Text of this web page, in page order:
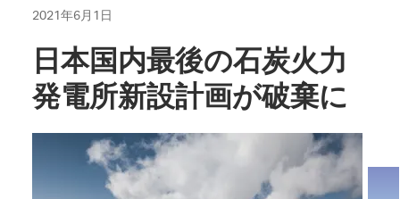
2021年6月1日
日本国内最後の石炭火力
発電所新設計画が破棄に